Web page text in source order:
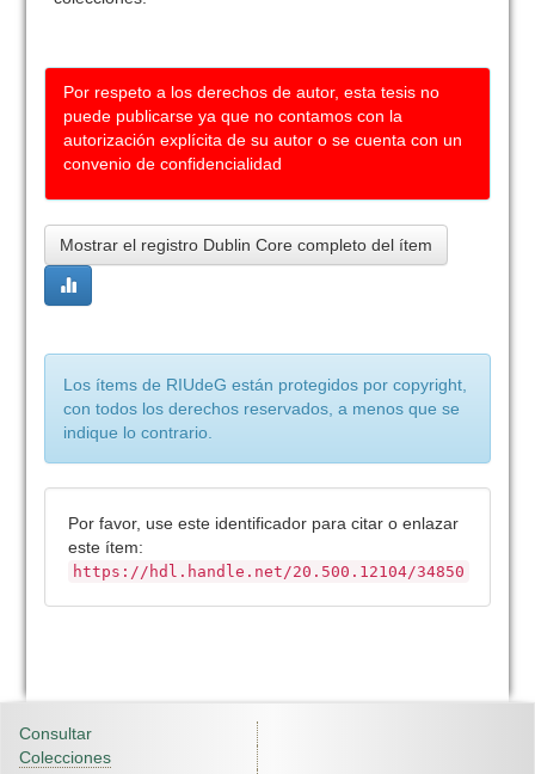
Por respeto a los derechos de autor, esta tesis no
puede publicarse ya que no contamos con la
autorización explícita de su autor o se cuenta con un
convenio de confidencialidad
Mostrar el registro Dublin Core completo del ítem
Los ítems de RIUdeG están protegidos por copyright,
con todos los derechos reservados, a menos que se
indique lo contrario.
Por favor, use este identificador para citar o enlazar
este ítem:
https://hdl.handle.net/20.500.12104/34850
Consultar
Colecciones